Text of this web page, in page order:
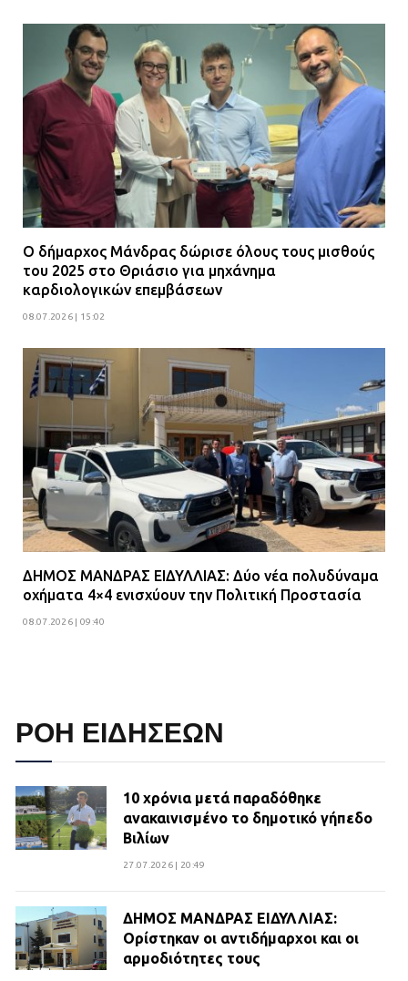
Ο δήμαρχος Μάνδρας δώρισε όλους τους μισθούς
του 2025 στο Θριάσιο για μηχάνημα
καρδιολογικών επεμβάσεων
08.07.2026 | 15:02
ΔΗΜΟΣ ΜΑΝΔΡΑΣ ΕΙΔΥΛΛΙΑΣ: Δύο νέα πολυδύναμα
οχήματα 4×4 ενισχύουν την Πολιτική Προστασία
08.07.2026 | 09:40
ΡΟΗ ΕΙΔΗΣΕΩΝ
10 χρόνια μετά παραδόθηκε
ανακαινισμένο το δημοτικό γήπεδο
Βιλίων
27.07.2026 | 20:49
ΔΗΜΟΣ ΜΑΝΔΡΑΣ ΕΙΔΥΛΛΙΑΣ:
Ορίστηκαν οι αντιδήμαρχοι και οι
αρμοδιότητες τους